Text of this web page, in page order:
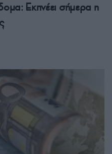
Εκπνέει σήμερα η